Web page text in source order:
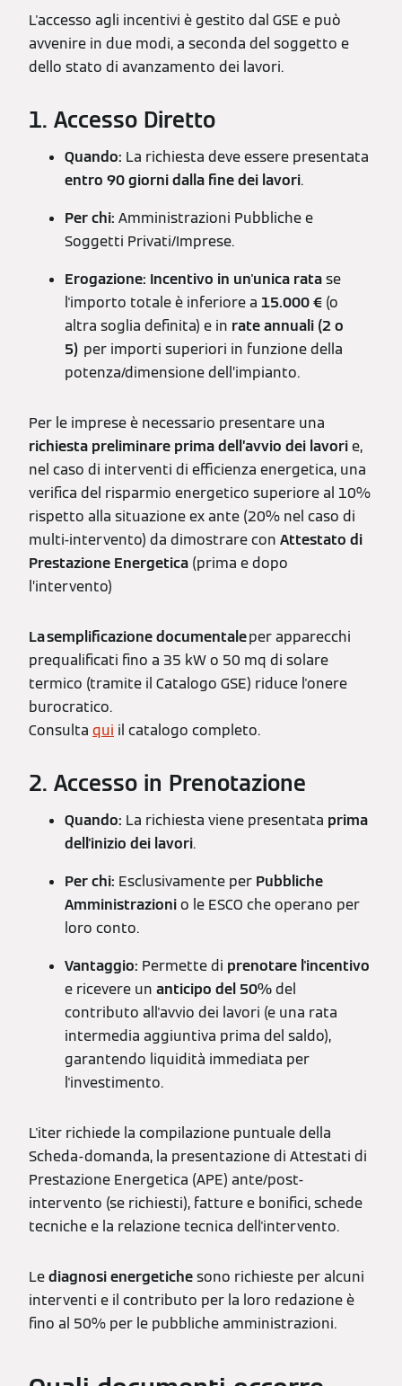
L'accesso agli incentivi è gestito dal GSE e può
avvenire in due modi, a seconda del soggetto e
dello stato di avanzamento dei lavori.
1. Accesso Diretto
Quando: La richiesta deve essere presentata
entro 90 giorni dalla fine dei lavori.
Per chi: Amministrazioni Pubbliche e
Soggetti Privati/Imprese.
Erogazione: Incentivo in un'unica ratase
l'importo totale è inferiore a 15.000 € (o
altra soglia definita) e in rate annuali (2 o
5) per importi superiori in funzione della
potenza/dimensione dell’impianto.
Per le imprese è necessario presentare una
richiesta preliminare prima dell’avvio dei lavorie,
nel caso di interventi di efficienza energetica, una
verifica del risparmio energetico superiore al 10%
rispetto alla situazione ex ante (20% nel caso di
multi-intervento) da dimostrare con Attestato di
Prestazione Energetica (prima e dopo
l’intervento)
La semplificazione documentaleper apparecchi
prequalificati fino a 35 kW o 50 mq di solare
termico (tramite il Catalogo GSE) riduce l'onere
burocratico.
Consulta qui il catalogo completo.
2. Accesso in Prenotazione
Quando: La richiesta viene presentata prima
dell'inizio dei lavori.
Per chi: Esclusivamente per Pubbliche
Amministrazionio le ESCO che operano per
loro conto.
Vantaggio: Permette di prenotare l'incentivo
e ricevere un anticipo del 50%del
contributo all'avvio dei lavori (e una rata
intermedia aggiuntiva prima del saldo),
garantendo liquidità immediata per
l'investimento.
L'iter richiede la compilazione puntuale della
Scheda-domanda, la presentazione di Attestati di
Prestazione Energetica (APE) ante/post-
intervento (se richiesti), fatture e bonifici, schede
tecniche e la relazione tecnica dell'intervento.
Lediagnosi energetichesono richieste per alcuni
interventi e il contributo per la loro redazione è
fino al 50% per le pubbliche amministrazioni.